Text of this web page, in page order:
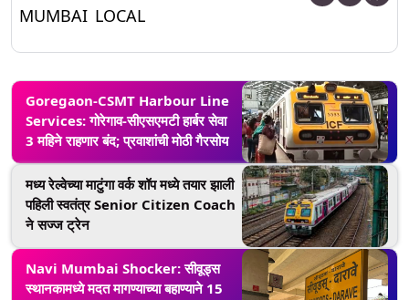
MUMBAI LOCAL
Goregaon-CSMT Harbour Line
Services: गोरेगाव-सीएसएमटी हार्बर सेवा
3 महिने राहणार बंद; प्रवाशांची मोठी गैरसोय
मध्य रेल्वेच्या माटुंगा वर्क शॉप मध्ये तयार झाली
पहिली स्वतंत्र Senior Citizen Coach
ने सज्ज ट्रेन
Navi Mumbai Shocker: सीवूड्स
स्थानकामध्ये मदत मागण्याच्या बहाण्याने 15